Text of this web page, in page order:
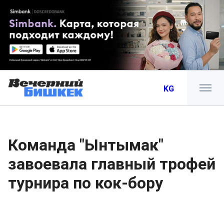
KG
Команда "Ынтымак"
завоевала главный трофей
турнира по кок-бору